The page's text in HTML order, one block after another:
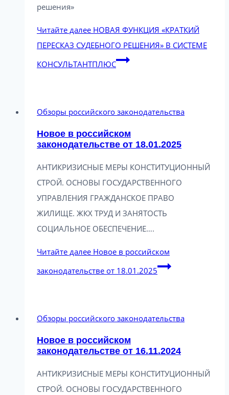
решения»
Читайте далее НОВАЯ ФУНКЦИЯ «КРАТКИЙ
ПЕРЕСКАЗ СУДЕБНОГО РЕШЕНИЯ» В СИСТЕМЕ
КОНСУЛЬТАНТПЛЮС
Обзоры российского законодательства
Новое в российском
законодательстве от 18.01.2025
АНТИКРИЗИСНЫЕ МЕРЫ КОНСТИТУЦИОННЫЙ
СТРОЙ. ОСНОВЫ ГОСУДАРСТВЕННОГО
УПРАВЛЕНИЯ ГРАЖДАНСКОЕ ПРАВО
ЖИЛИЩЕ. ЖКХ ТРУД И ЗАНЯТОСТЬ
СОЦИАЛЬНОЕ ОБЕСПЕЧЕНИЕ….
Читайте далее Новое в российском
законодательстве от 18.01.2025
Обзоры российского законодательства
Новое в российском
законодательстве от 16.11.2024
АНТИКРИЗИСНЫЕ МЕРЫ КОНСТИТУЦИОННЫЙ
СТРОЙ. ОСНОВЫ ГОСУДАРСТВЕННОГО